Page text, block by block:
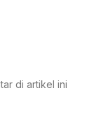
di artikel ini